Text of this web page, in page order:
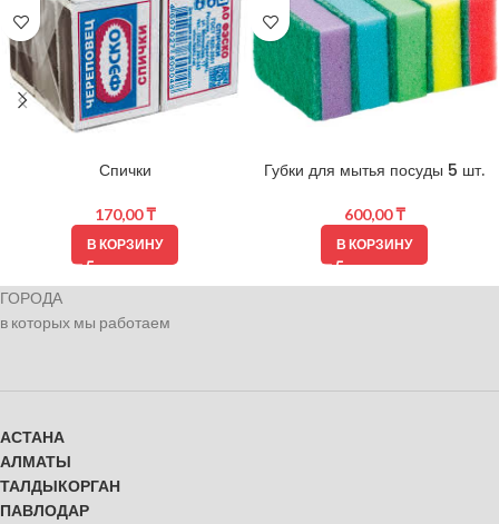
Спички
170,00₸
В КОРЗИНУ
Губки для мытья посуды 5 шт.
600,00₸
В КОРЗИНУ
ГОРОДА
в которых мы работаем
АСТАНА
АЛМАТЫ
ТАЛДЫКОРГАН
ПАВЛОДАР